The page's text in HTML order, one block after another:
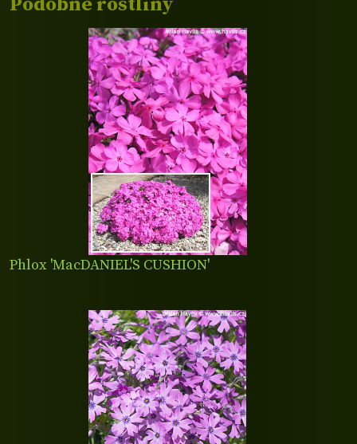
Phlox 'MacDANIEL'S CUSHION'